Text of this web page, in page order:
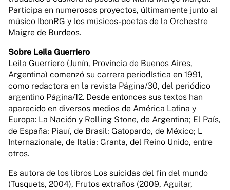
Participa en numerosos proyectos, últimamente junto al
músico IbonRG y los músicos-poetas de la Orchestre
Maigre de Burdeos.
Sobre Leila Guerriero
Leila Guerriero (Junín, Provincia de Buenos Aires,
Argentina) comenzó su carrera periodística en 1991,
como redactora en la revista Página/30, del periódico
argentino Página/12. Desde entonces sus textos han
aparecido en diversos medios de América Latina y
Europa: La Nación y Rolling Stone, de Argentina; El País,
de España; Piauí, de Brasil; Gatopardo, de México; L
́Internazionale, de Italia; Granta, del Reino Unido, entre
otros.
Es autora de los libros Los suicidas del fin del mundo
(Tusquets, 2004), Frutos extraños (2009, Aguilar,